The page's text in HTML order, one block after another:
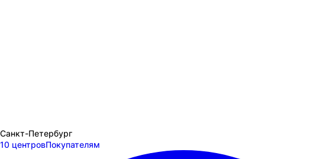
Санкт-Петербург
10 центровПокупателям